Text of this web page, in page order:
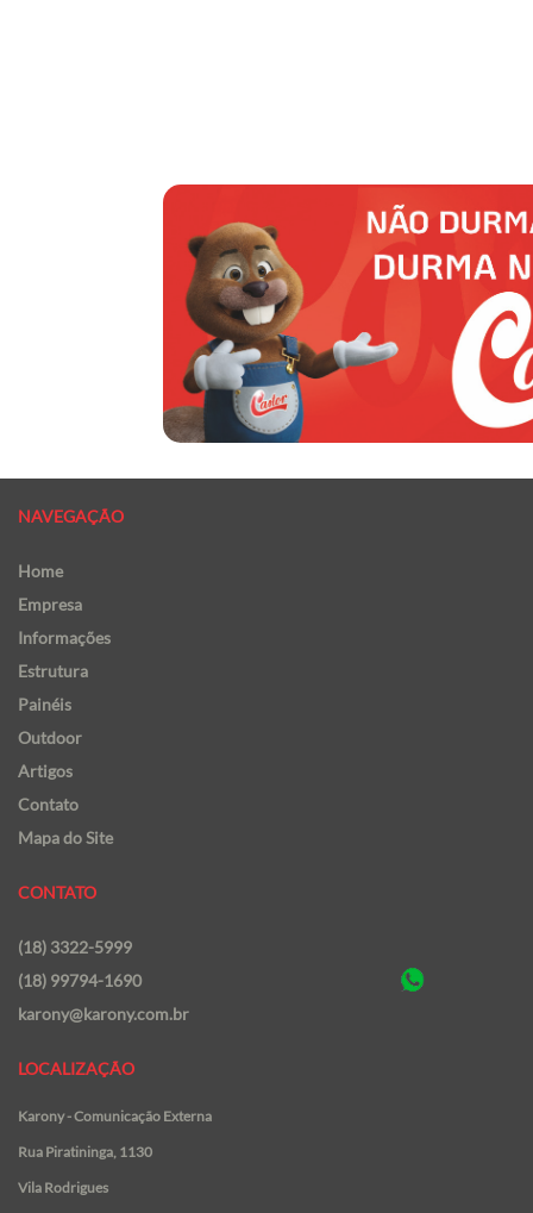
NAVEGAÇÃO
Home
Empresa
Informações
Estrutura
Painéis
Outdoor
Artigos
Contato
Mapa do Site
CONTATO
(18) 3322-5999
(18) 99794-1690
karony@karony.com.br
LOCALIZAÇÃO
Karony - Comunicação Externa
Rua Piratininga, 1130
Vila Rodrigues